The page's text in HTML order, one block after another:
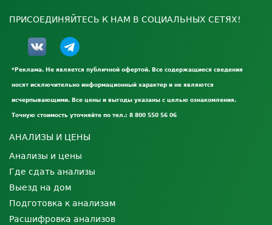
ПРИСОЕДИНЯЙТЕСЬ К НАМ В СОЦИАЛЬНЫХ СЕТЯХ!
*Реклама. Не является публичной офертой. Все содержащиеся сведения
носят исключительно информационный характер и не являются
исчерпывающими. Все цены и выгоды указаны с целью ознакомления.
Точную стоимость уточняйте по тел.: 8 800 550 56 06
АНАЛИЗЫ И ЦЕНЫ
Анализы и цены
Где сдать анализы
Выезд на дом
Подготовка к анализам
Расшифровка анализов